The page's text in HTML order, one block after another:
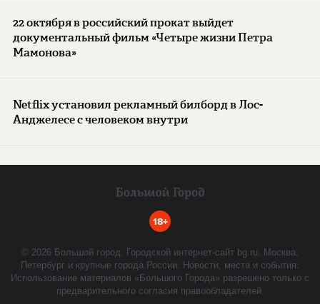
22 октября в российский прокат выйдет
документальный фильм «Четыре жизни Петра
Мамонова»
Netflix установил рекламный билборд в Лос-
Анджелесе с человеком внутри
18+
© 2026 Большой город. Городской интернет-сайт bg.ru. Москва,
Петербург и крупные города России. Новости, места и события.
Использование материалов «Большого Города» разрешено только с
предварительного согласия правообладателей.